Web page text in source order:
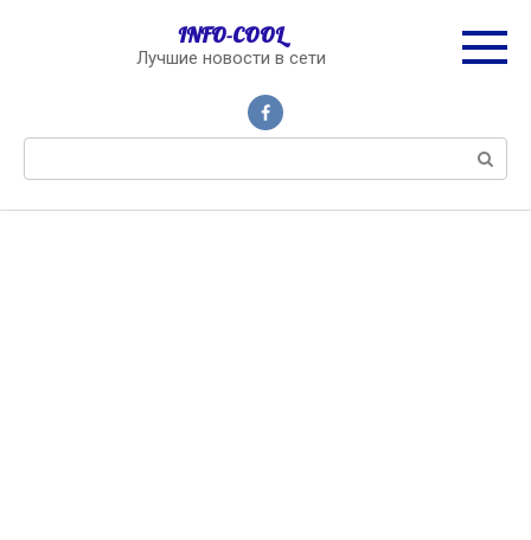
INFO-COOL
Лучшие новости в сети